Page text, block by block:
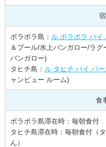
ボラボラ島： ル ボラボラ バイ
＆プール/水上バンガロー/ラ
バンガロー)
タヒチ島： ル タヒチ バイ パ
ャンビュー ルーム)
食
ボラボラ島滞在時：毎朝食付
タヒチ島滞在時：毎朝食付（
ん）